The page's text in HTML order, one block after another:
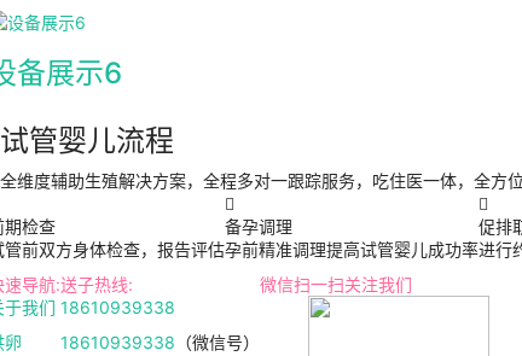
备展示6
试管婴儿流程
全维度辅助生殖解决方案，全程多对一跟踪服务，吃住医一体，全方
期检查
管前双方身体检查，报告评估

备孕调理
孕前精准调理提高试管婴儿成功率

促排
进行
速导航:
于我们
卵
送子热线:
18610939338
18610939338 （微信号）
微信扫一扫关注我们